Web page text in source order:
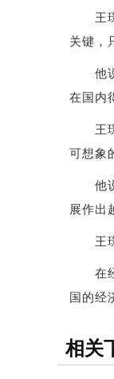
王璟
关键，
他说
在国内
王璟
可想象
他说
展作出
王璟
在经
国的经
相关